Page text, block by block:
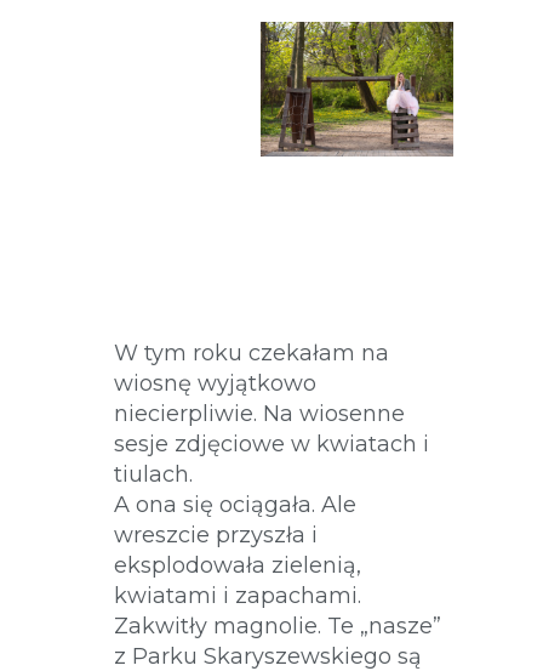
W tym roku czekałam na
wiosnę wyjątkowo
niecierpliwie. Na wiosenne
sesje zdjęciowe w kwiatach i
tiulach.
A ona się ociągała. Ale
wreszcie przyszła i
eksplodowała zielenią,
kwiatami i zapachami.
Zakwitły magnolie. Te „nasze”
z Parku Skaryszewskiego są